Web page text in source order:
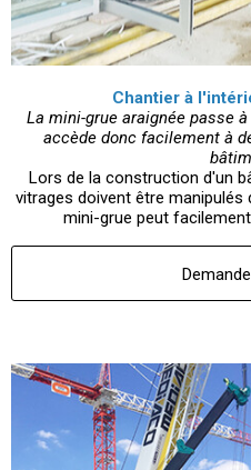
Chantier à
La mini-grue araignée passe
accède donc facilement à
Lors de la construction d'un
vitrages doivent être manipulés
mini-grue peut